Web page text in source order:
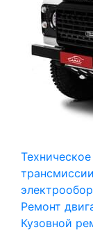
трансмиссии
Ремонт
Кузовной